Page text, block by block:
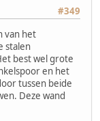
#349
van het
stalen
best wel grote
en het
tussen beide
Deze wand